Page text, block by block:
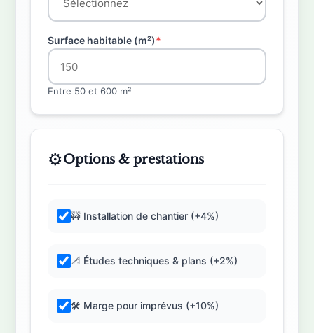
Surface habitable (m²)*
Entre 50 et 600 m²
⚙️Options & prestations
🚧 Installation de chantier (+4%)
📐 Études techniques & plans (+2%)
🛠️ Marge pour imprévus (+10%)